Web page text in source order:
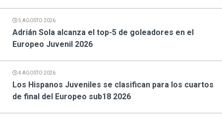
5 AGOSTO 2026
Adrián Sola alcanza el top-5 de goleadores en el
Europeo Juvenil 2026
4 AGOSTO 2026
Los Hispanos Juveniles se clasifican para los cuartos
de final del Europeo sub18 2026